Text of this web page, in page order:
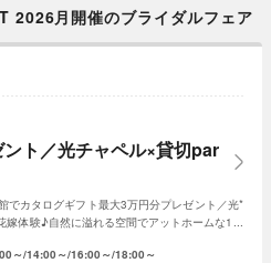
月開催のブライダルフェア
ト／光チャペル×貸切par
でカタログギフト最大3万円分プレゼント／光*
体験♪自然に溢れる空間でアットホームな1日
～ 14:00～ 16:00～ 18:00～